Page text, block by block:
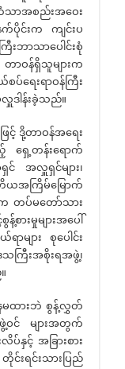
ာအစည်းအဝေး
ပိုင်းက ကျင်းပ
ဘာသာပေါင်းစုံ
န်ရှိသူများက
ပ်ရေးရာဝန်ကြီး
ဒါန်းခဲ့သည်။
ဒို့တာဝန်အရေး
ရှေ့တန်းရောက်
င် အလှူရှင်များ၊
ယအကြိမ်မြောက်
က တပ်မတော်သား
ားမှုများအပေါ်
ာများ စုပေါင်း
သကြီးအစိုးရအဖွဲ့၊
ထားဘဲ စွန့်လွှတ်
ဝင် များအတွက်
ပ်နှင့် အခြားစား
းရင်းသားပြည်